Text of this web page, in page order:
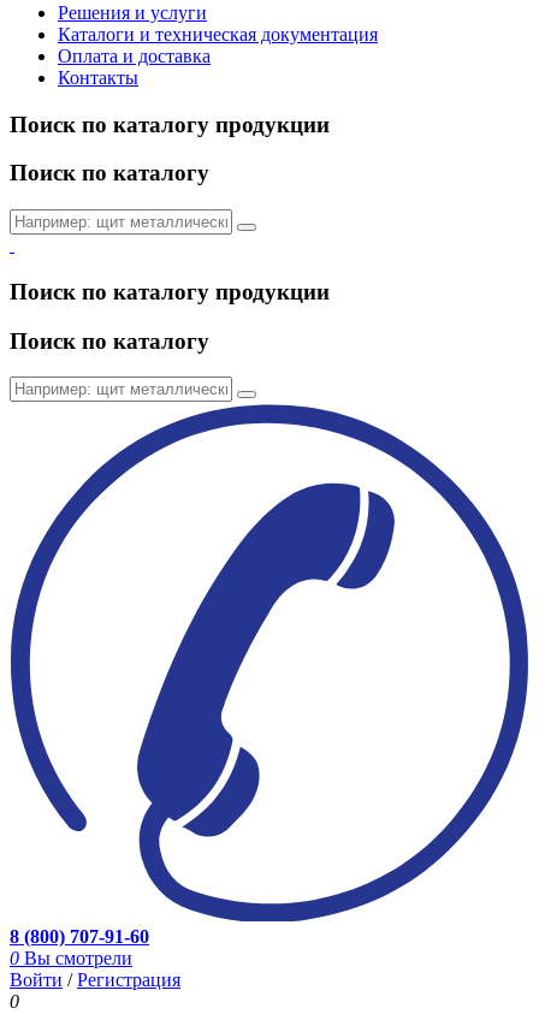
Решения и услуги
Каталоги и техническая документация
Оплата и доставка
Контакты
Поиск по каталогу продукции
Поиск по каталогу
Поиск по каталогу продукции
Поиск по каталогу
8 (800) 707-91-60
0 Вы смотрели
Войти /Регистрация
0